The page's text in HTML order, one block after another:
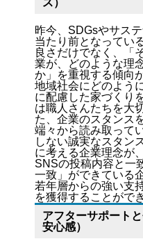
ス）
昨今、SDGsやサス
当たり前となってい
良さだけでなく、「
業が、どのような理
か」を重視する傾向
地域社会にどのよう
に配慮した家づくり
は職人さんたちを大
た、企業のスタンス
端々から読み取って
しない誠実なスタン
に考える企業理念が
SNSの投稿内容と一
一致」ができている
若年層からの強い支
を獲得することがで
アフターサポート
安心感）